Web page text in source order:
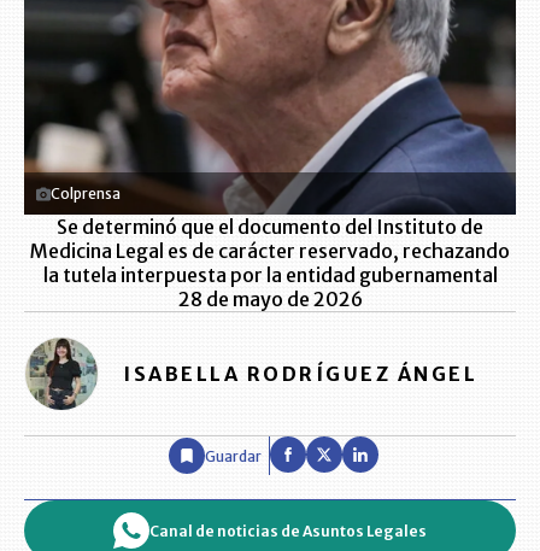
Colprensa
Se determinó que el documento del Instituto de
Medicina Legal es de carácter reservado, rechazando
la tutela interpuesta por la entidad gubernamental
28 de mayo de 2026
ISABELLA RODRÍGUEZ ÁNGEL
Guardar
Canal de noticias de Asuntos Legales